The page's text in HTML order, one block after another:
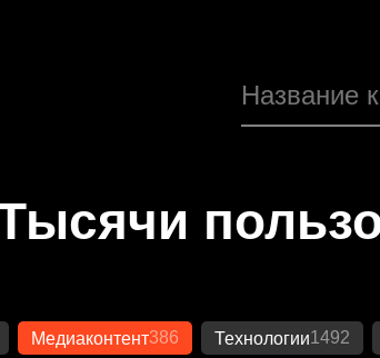
Медиаконтент386 Технологии1492